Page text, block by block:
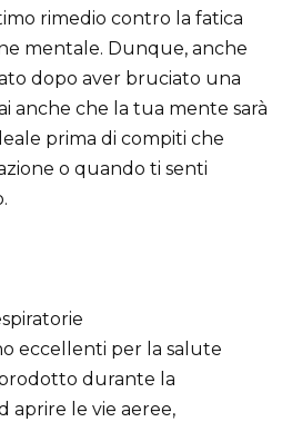
rimedio contro la fatica
mentale. Dunque, anche
dopo aver bruciato una
anche che la tua mente sarà
prima di compiti che
o quando ti senti
eccellenti per la salute
prodotto durante la
aprire le vie aeree,